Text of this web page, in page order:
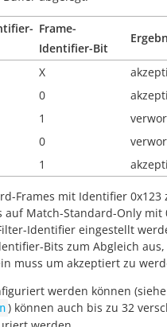
Frame-
Identifier-Bit
X
0
1
0
1
Frames mit Identifier 0x123
Match-Standard-Only mit
Identifier eingestellt
Bits zum Abgleich aus,
muss um akzeptiert zu
werden können (siehe
) können auch bis zu 32